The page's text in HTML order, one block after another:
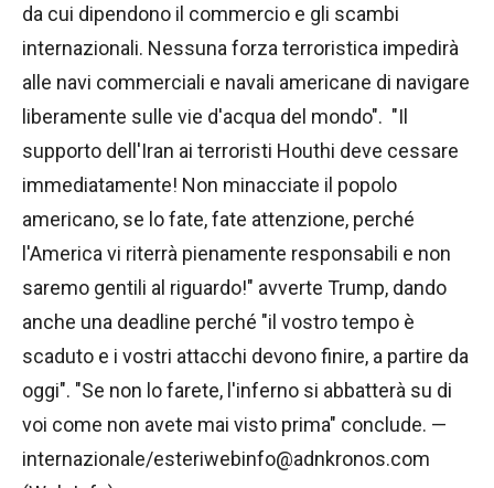
da cui dipendono il commercio e gli scambi
internazionali. Nessuna forza terroristica impedirà
alle navi commerciali e navali americane di navigare
liberamente sulle vie d'acqua del mondo". "Il
supporto dell'Iran ai terroristi Houthi deve cessare
immediatamente! Non minacciate il popolo
americano, se lo fate, fate attenzione, perché
l'America vi riterrà pienamente responsabili e non
saremo gentili al riguardo!" avverte Trump, dando
anche una deadline perché "il vostro tempo è
scaduto e i vostri attacchi devono finire, a partire da
oggi". "Se non lo farete, l'inferno si abbatterà su di
voi come non avete mai visto prima" conclude. —
internazionale/esteriwebinfo@adnkronos.com